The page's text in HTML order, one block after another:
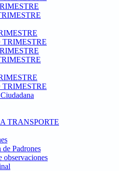
TRIMESTRE
TRIMESTRE
TRANSPORTE
Padrones
observaciones